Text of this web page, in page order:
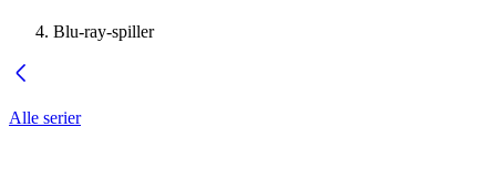
Blu-ray-spiller
Alle serier